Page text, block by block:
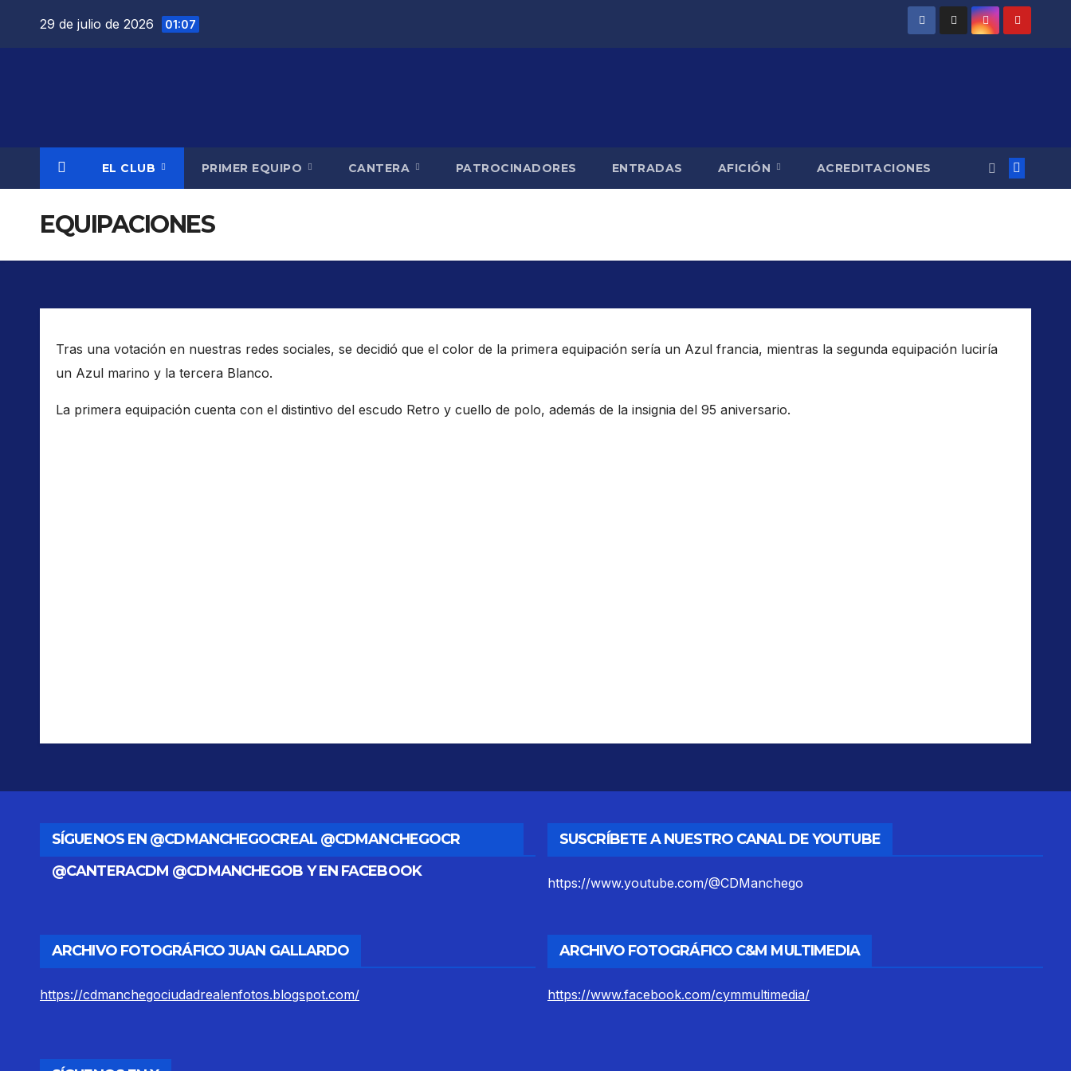
29 de julio de 2026 01:07
EL CLUB PRIMER EQUIPO CANTERA PATROCINADORES ENTRADAS AFICIÓN ACREDITACIONES
EQUIPACIONES
Tras una votación en nuestras redes sociales, se decidió que el color de la primera equipación sería un Azul francia, mientras la segunda equipación luciría
un Azul marino y la tercera Blanco.
La primera equipación cuenta con el distintivo del escudo Retro y cuello de polo, además de la insignia del 95 aniversario.
SÍGUENOS EN @CDMANCHEGOCREAL @CDMANCHEGOCR
@CANTERACDM @CDMANCHEGOB Y EN FACEBOOK
SUSCRÍBETE A NUESTRO CANAL DE YOUTUBE
https://www.youtube.com/@CDManchego
ARCHIVO FOTOGRÁFICO JUAN GALLARDO
https://cdmanchegociudadrealenfotos.blogspot.com/
ARCHIVO FOTOGRÁFICO C&M MULTIMEDIA
https://www.facebook.com/cymmultimedia/